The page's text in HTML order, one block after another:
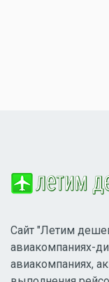
Сайт "Летим
авиакомпаниях-
авиакомпаниях,